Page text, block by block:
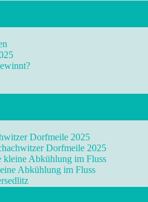
Dorfmeile 2025
Dorfmeile 2025
kleine Abkühlung im Fluss
Abkühlung im Fluss